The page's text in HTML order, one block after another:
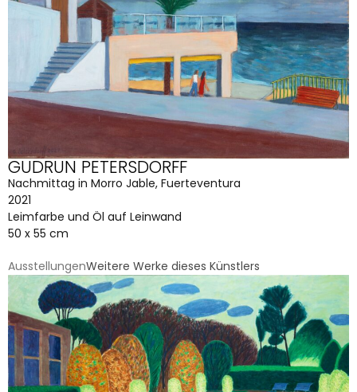
GUDRUN PETERSDORFF
Nachmittag in Morro Jable, Fuerteventura
2021
Leimfarbe und Öl auf Leinwand
50 x 55 cm
AusstellungenWeitere Werke dieses Künstlers